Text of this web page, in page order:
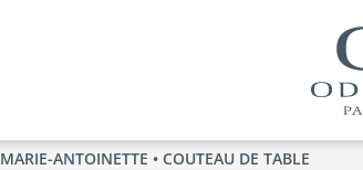
MARIE-ANTOINETTE • COUTEAU DE TABLE